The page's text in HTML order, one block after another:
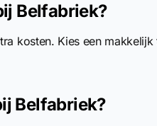
Belfabriek?
kosten. Kies een
Belfabriek?